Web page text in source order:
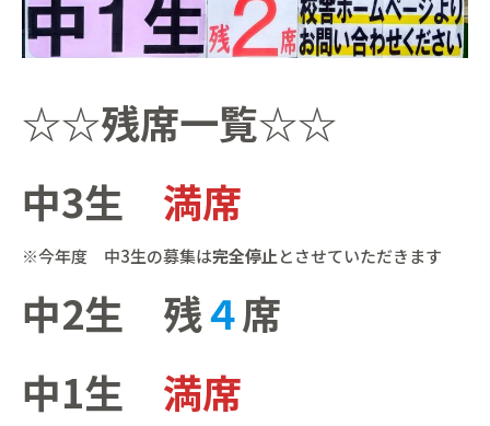
☆☆残席一覧☆☆
中3生 満席
※今年度 中3生の募集は完全停止とさせていただきます
中2生 残４席
中1生 満席